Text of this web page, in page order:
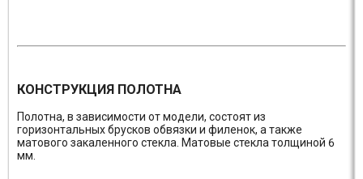
КОНСТРУКЦИЯ ПОЛОТНА
Полотна, в зависимости от модели, состоят из
горизонтальных брусков обвязки и филенок, а также
матового закаленного стекла. Матовые стекла толщиной 6
мм.